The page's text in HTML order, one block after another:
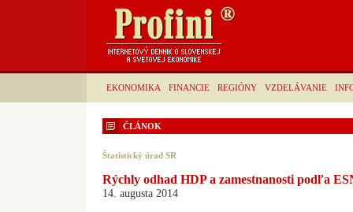
EKONOMIKA FINANCIE REGIÓNY VZDELÁVANIE
ČLÁNOK
Štatistický úrad SR
Rýchly odhad HDP a zamestnanosti podľa
14. augusta 2014